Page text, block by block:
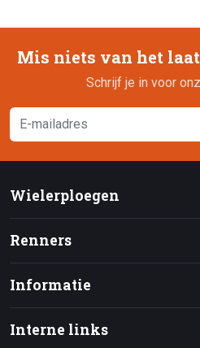
Mis niets van het
Schrijf je in voor
Wielerploegen
Renners
Informatie
Interne links